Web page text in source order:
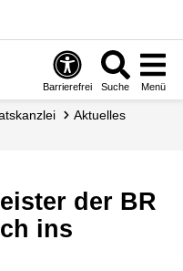
Barrierefrei Suche Menü
Aktuelles
ins